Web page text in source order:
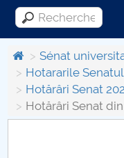
Menu
Despre Universitate
Centrul de
Sénat
Hotararile
Hotărâri Senat
Hotărâri Senat